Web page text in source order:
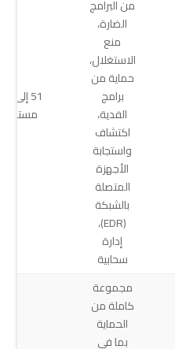
من البرامج
الضارة،
منع
الاستغلال،
حماية من
برامج
الفدية،
اكتشاف
واستجابة
الأجهزة
المتصلة
بالشبكة
(EDR)،
إدارة
سحابية
مجموعة
كاملة من
الحماية
بما في